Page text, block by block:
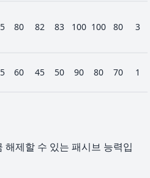
80 82 83 100 100 80 3
60 45 50 90 80 70 1
해제할 수 있는 패시브 능력입